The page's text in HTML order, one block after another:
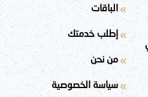
الباقات
إطلب خدمتك
من نحن
سياسة الخصوصية